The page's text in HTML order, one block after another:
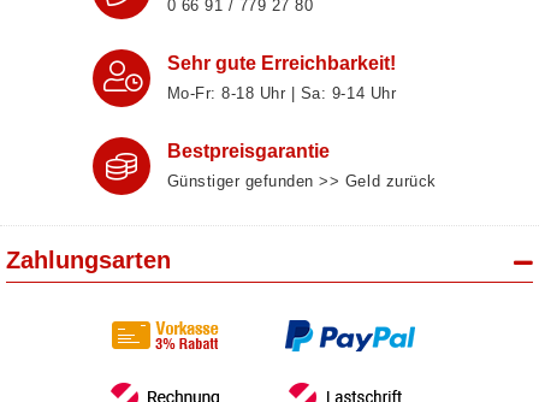
0 66 91 / 779 27 80
Sehr gute Erreichbarkeit!
Mo-Fr: 8‑18 Uhr | Sa: 9‑14 Uhr
Bestpreisgarantie
Günstiger gefunden >> Geld zurück
Zahlungsarten